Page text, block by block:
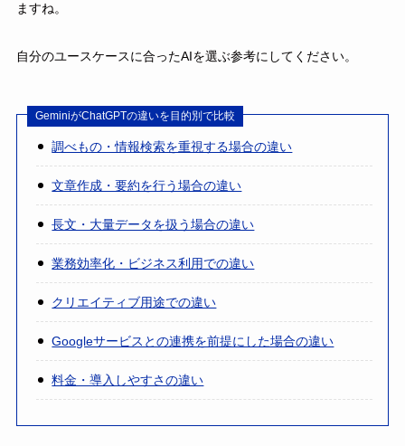
ますね。
自分のユースケースに合ったAIを選ぶ参考にしてください。
GeminiがChatGPTの違いを目的別で比較
調べもの・情報検索を重視する場合の違い
文章作成・要約を行う場合の違い
長文・大量データを扱う場合の違い
業務効率化・ビジネス利用での違い
クリエイティブ用途での違い
Googleサービスとの連携を前提にした場合の違い
料金・導入しやすさの違い